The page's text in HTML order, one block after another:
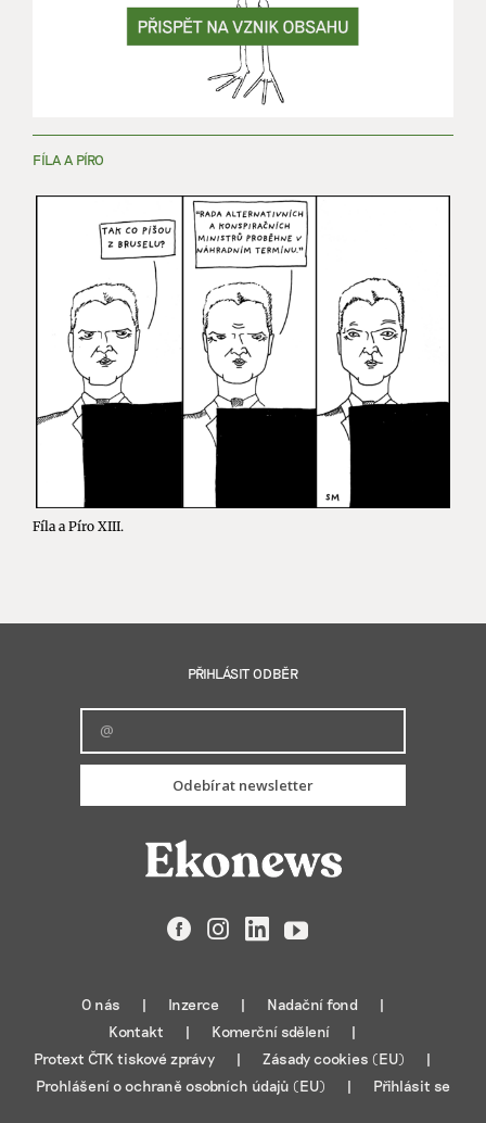
FÍLA A PÍRO
Fíla a Píro XIII.
PŘIHLÁSIT ODBĚR
Odebírat newsletter
FacebookInstagramLinkedIn
YouTube
O nás Inzerce
Nadační fond
Kontakt
Komerční sdělení
Protext ČTK tiskové zprávy
Zásady cookies (EU)
Prohlášení o ochraně osobních údajů (EU)
Přihlásit se